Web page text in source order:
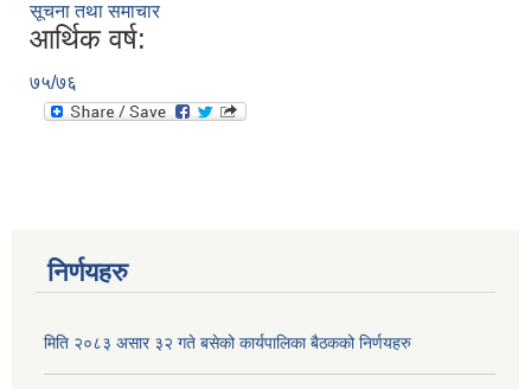
सूचना तथा समाचार
आर्थिक वर्ष:
७५/७६
निर्णयहरु
मिति २०८३ असार ३२ गते बसेको कार्यपालिका बैठकको निर्णयहरु